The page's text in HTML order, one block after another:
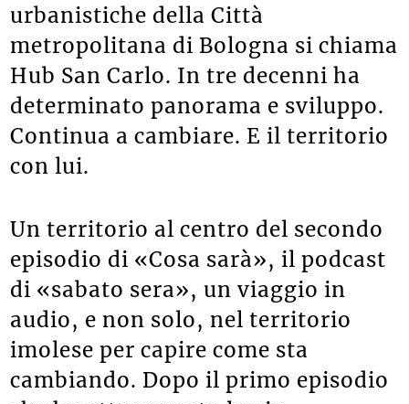
urbanistiche della Città
metropolitana di Bologna si chiama
Hub San Carlo. In tre decenni ha
determinato panorama e sviluppo.
Continua a cambiare. E il territorio
con lui.
Un territorio al centro del secondo
episodio di «Cosa sarà», il podcast
di «sabato sera», un viaggio in
audio, e non solo, nel territorio
imolese per capire come sta
cambiando. Dopo il primo episodio